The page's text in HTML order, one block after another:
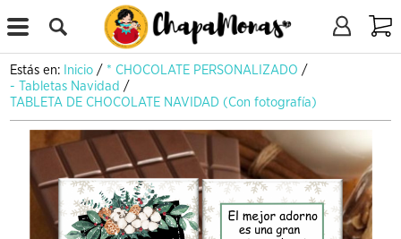
X
Estás en: Inicio / * CHOCOLATE PERSONALIZADO /
- Tabletas Navidad /
TABLETA DE CHOCOLATE NAVIDAD (Con fotografía)